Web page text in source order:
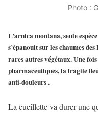
Photo :
L’arnica montana, seule
s’épanouit sur les chaumes des
rares autres végétaux. Une
pharmaceutiques, la fragile
anti-douleurs .
La cueillette va durer une